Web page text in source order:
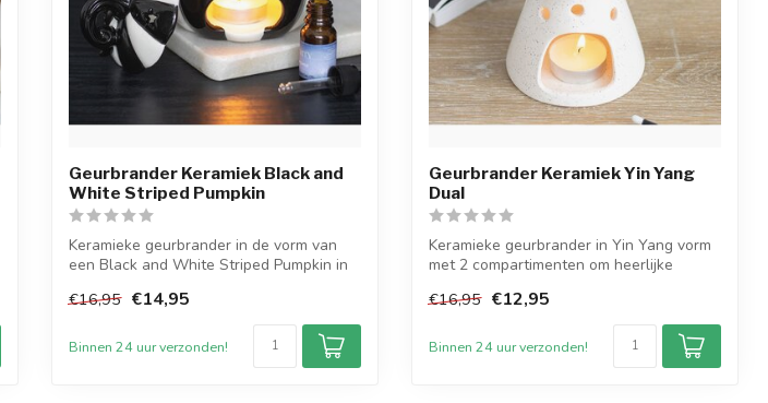
Geurbrander Keramiek Black and
White Striped Pumpkin
Keramieke geurbrander in de vorm van
een Black and White Striped Pumpkin in
€16,95 €14,95
Binnen 24 uur verzonden!
Geurbrander Keramiek Yin Yang
Dual
Keramieke geurbrander in Yin Yang vorm
met 2 compartimenten om heerlijke
€16,95 €12,95
Binnen 24 uur verzonden!